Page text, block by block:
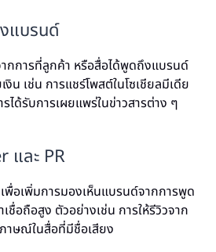
แบรนด์
กการที่ลูกค้า หรือสื่อได้พูดถึงแบรนด์
น เช่น การแชร์โพสต์ในโซเชียลมีเดีย
ได้รับการเผยแพร่ในข่าวสารต่าง ๆ
และ PR
พื่อเพิ่มการมองเห็นแบรนด์จากการพูด
ชื่อถือสูง ตัวอย่างเช่น การให้รีวิวจาก
ษณ์ในสื่อที่มีชื่อเสียง